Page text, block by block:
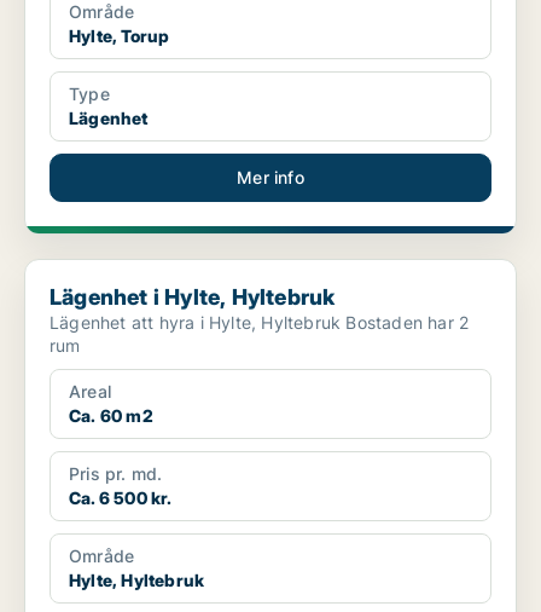
Område
Hylte, Torup
Type
Lägenhet
Mer info
Lägenhet i Hylte, Hyltebruk
Lägenhet i Hylte, Hyltebruk
Lägenhet att hyra i Hylte, Hyltebruk Bostaden har 2
rum
Areal
Ca. 60 m2
Pris pr. md.
Ca. 6 500 kr.
Område
Hylte, Hyltebruk